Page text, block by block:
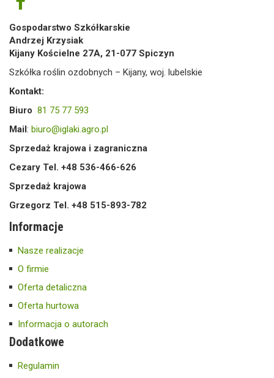
Gospodarstwo Szkółkarskie
Andrzej Krzysiak
Kijany Kościelne 27A, 21-077 Spiczyn
Szkółka roślin ozdobnych – Kijany, woj. lubelskie
Kontakt:
Biuro 81 75 77 593
Mail: biuro@iglaki.agro.pl
Sprzedaż krajowa i zagraniczna
Cezary Tel. +48 536-466-626
Sprzedaż krajowa
Grzegorz Tel. +48 515-893-782
Informacje
Nasze realizacje
O firmie
Oferta detaliczna
Oferta hurtowa
Informacja o autorach
Dodatkowe
Regulamin